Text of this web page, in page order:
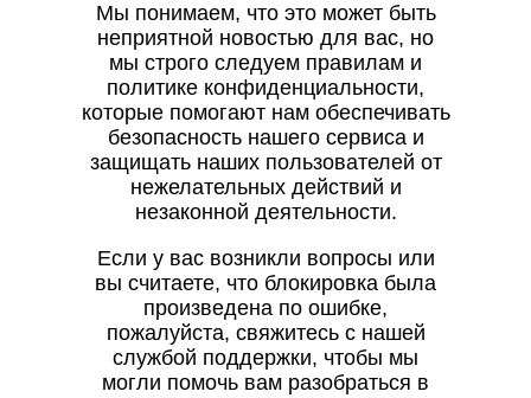
Мы понимаем, что это может быть
неприятной новостью для вас, но
мы строго следуем правилам и
политике конфиденциальности,
которые помогают нам обеспечивать
безопасность нашего сервиса и
защищать наших пользователей от
нежелательных действий и
незаконной деятельности.
Если у вас возникли вопросы или
вы считаете, что блокировка была
произведена по ошибке,
пожалуйста, свяжитесь с нашей
службой поддержки, чтобы мы
могли помочь вам разобраться в